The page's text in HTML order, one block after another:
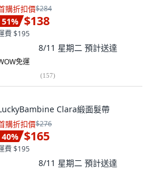
購折扣價$284
51% $138
費 $195
8/11 星期二 預計送達
免運
(157)
Clara緞面髮帶
購折扣價$276
40% $165
費 $195
8/11 星期二 預計送達